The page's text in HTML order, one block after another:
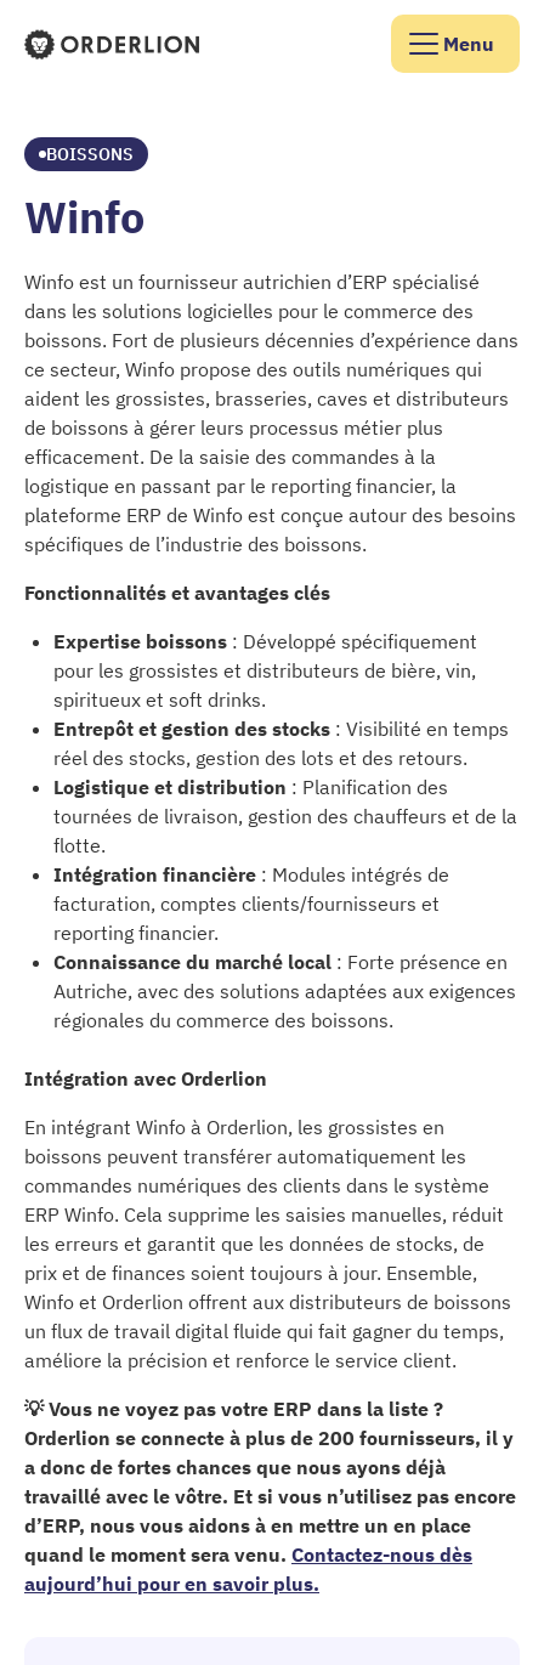
Menu
BOISSONS
Winfo
Winfo est un fournisseur autrichien d’ERP spécialisé
dans les solutions logicielles pour le commerce des
boissons. Fort de plusieurs décennies d’expérience dans
ce secteur, Winfo propose des outils numériques qui
aident les grossistes, brasseries, caves et distributeurs
de boissons à gérer leurs processus métier plus
efficacement. De la saisie des commandes à la
logistique en passant par le reporting financier, la
plateforme ERP de Winfo est conçue autour des besoins
spécifiques de l’industrie des boissons.
Fonctionnalités et avantages clés
Expertise boissons : Développé spécifiquement
pour les grossistes et distributeurs de bière, vin,
spiritueux et soft drinks.
Entrepôt et gestion des stocks : Visibilité en temps
réel des stocks, gestion des lots et des retours.
Logistique et distribution : Planification des
tournées de livraison, gestion des chauffeurs et de la
flotte.
Intégration financière : Modules intégrés de
facturation, comptes clients/fournisseurs et
reporting financier.
Connaissance du marché local : Forte présence en
Autriche, avec des solutions adaptées aux exigences
régionales du commerce des boissons.
Intégration avec Orderlion
En intégrant Winfo à Orderlion, les grossistes en
boissons peuvent transférer automatiquement les
commandes numériques des clients dans le système
ERP Winfo. Cela supprime les saisies manuelles, réduit
les erreurs et garantit que les données de stocks, de
prix et de finances soient toujours à jour. Ensemble,
Winfo et Orderlion offrent aux distributeurs de boissons
un flux de travail digital fluide qui fait gagner du temps,
améliore la précision et renforce le service client.
💡 Vous ne voyez pas votre ERP dans la liste ?
Orderlion se connecte à plus de 200 fournisseurs, il y
a donc de fortes chances que nous ayons déjà
travaillé avec le vôtre. Et si vous n’utilisez pas encore
d’ERP, nous vous aidons à en mettre un en place
quand le moment sera venu. Contactez-nous dès
aujourd’hui pour en savoir plus.